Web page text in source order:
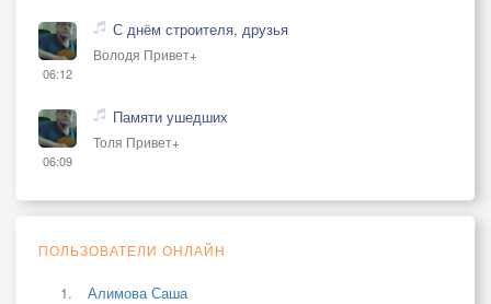
06:12
С днём строителя, друзья
Володя Привет+
06:09
Памяти ушедших
Толя Привет+
ПОЛЬЗОВАТЕЛИ ОНЛАЙН
Алимова Саша